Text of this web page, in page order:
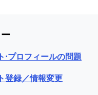
⋅プロフィールの問題
登録／情報変更